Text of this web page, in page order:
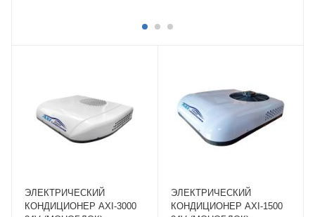
ЭЛЕКТРИЧЕСКИЙ
КОНДИЦИОНЕР AXI-3000
ЭЛЕКТРИЧЕСКИЙ
КОНДИЦИОНЕР AXI-1500